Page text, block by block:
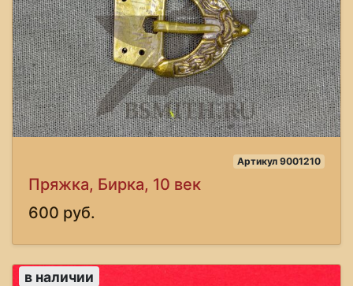
Артикул 9001210
Пряжка, Бирка, 10 век
600 руб.
в наличии